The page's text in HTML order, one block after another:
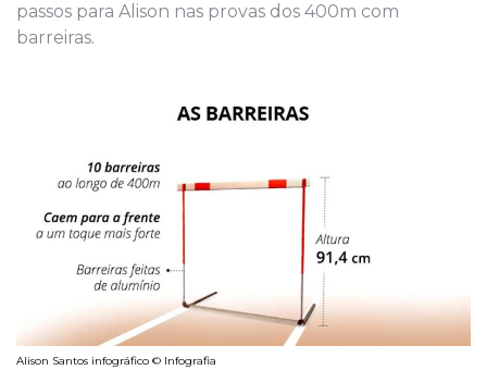
passos para Alison nas provas dos 400m com
barreiras.
Alison Santos infográfico © Infografia